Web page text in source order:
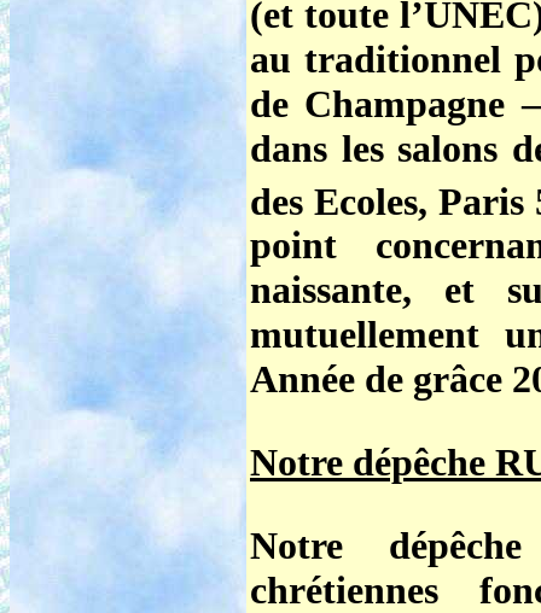
(et toute
au traditionnel
de Champagne
dans les salons
des Ecoles, Paris
point
naissante, et
mutuellement
Année de grâce
Notre dépêche
Notre
chrétiennes